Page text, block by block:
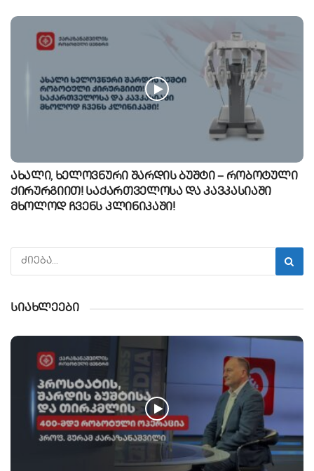
ახალი, ხელოვნური შარდის ბუშტი – რობოტული
ქირურგიით! საქართველოსა და კავკასიაში
მხოლოდ ჩვენს კლინიკაში!
სიახლეები